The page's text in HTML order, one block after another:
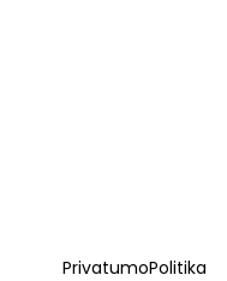
Privatumo Politika